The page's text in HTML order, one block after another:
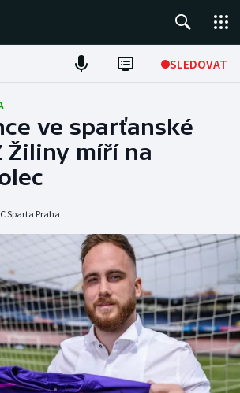
SLEDOVAT
ve sparťanské
Žiliny míří na
Sparta Praha